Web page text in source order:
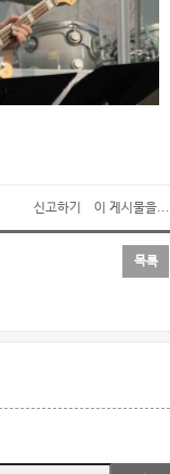
신고하기 이 게시물을...
목록